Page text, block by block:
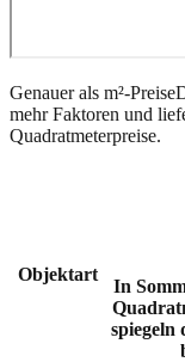
Genauer als m²-Preise
mehr Faktoren und
Quadratmeterpreise.
Objektart
In